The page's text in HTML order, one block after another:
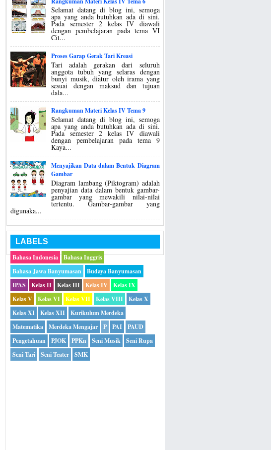
Selamat datang di blog ini, semoga
apa yang anda butuhkan ada di sini.
Pada semester 2 kelas IV diawali
dengan pembelajaran pada tema VI
Cit...
Proses Garap Gerak Tari Kreasi
Tari adalah gerakan dari seluruh
anggota tubuh yang selaras dengan
bunyi musik, diatur oleh irama yang
sesuai dengan maksud dan tujuan
dala...
Rangkuman Materi Kelas IV Tema 9
Selamat datang di blog ini, semoga
apa yang anda butuhkan ada di sini.
Pada semester 2 kelas IV diawali
dengan pembelajaran pada tema 9
Kaya...
Menyajikan Data dalam Bentuk Diagram
Gambar
Diagram lambang (Piktogram) adalah
penyajian data dalam bentuk gambar-
gambar yang mewakili nilai-nilai
tertentu. Gambar-gambar yang
digunaka...
LABELS
Bahasa Indonesia
Bahasa Inggris
Bahasa Jawa Banyumasan
Budaya Banyumasan
IPAS
Kelas II Kelas III Kelas IV
Kelas IX
Kelas V
Kelas VI Kelas VII Kelas VIII
Kelas X
Kelas XI
Kelas XII
Kurikulum Merdeka
Matematika
Merdeka Mengajar P PAI
PAUD
Pengetahuan
PJOK PPKn Seni Musik
Seni Rupa
Seni Tari
Seni Teater SMK